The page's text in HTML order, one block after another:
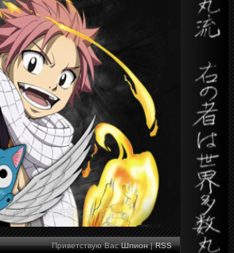
Приветствую Вас Шпион|RSS